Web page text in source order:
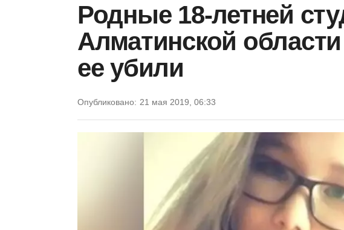
Родные 18-летней
Алматинской
ее убили
Опубликовано: 21 мая 2019, 06:33